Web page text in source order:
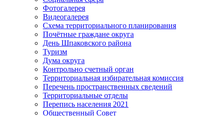
Фотогалерея
Видеогалерея
Схема территориального планирования
Почётные граждане округа
День Шпаковского района
Туризм
Дума округа
Контрольно счетный орган
Территориальная избирательная комиссия
Перечень пространственных сведений
Территориальные отделы
Перепись населения 2021
Общественный Совет